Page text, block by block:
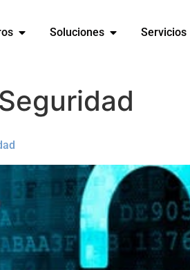
Soluciones Servicios